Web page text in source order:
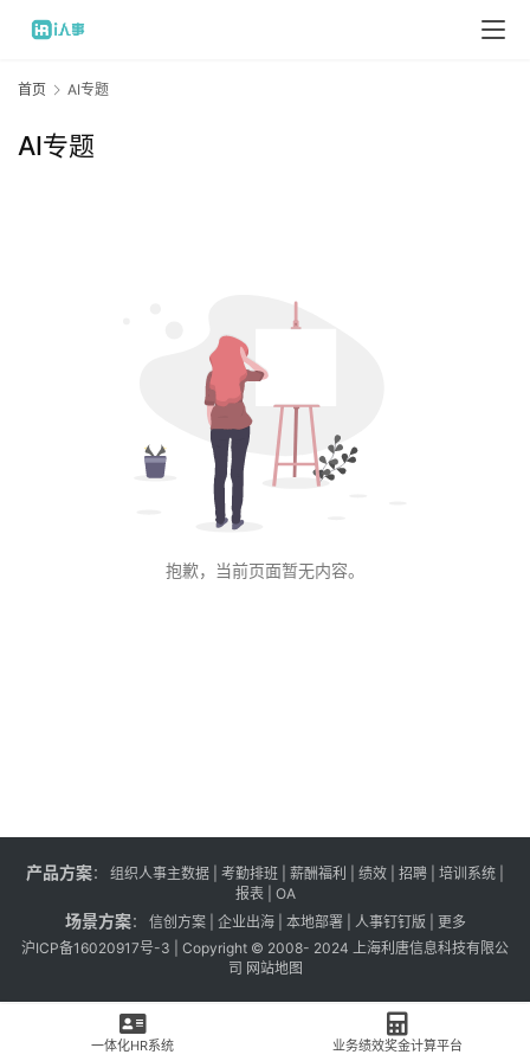
首页 AI专题
AI专题
抱歉，当前页面暂无内容。
产品方案： 组织人事主数据 考勤排班 薪酬福利 绩效 招聘 | 培训系统 |
报表
| OA
场景方案： 信创方案| 企业出海| 本地部署| 人事钉钉版
更多
沪ICP备16020917号-3 | Copyright © 2008- 2024 上海利唐信息科技有限公
司 网站地图
一体化HR系统 业务绩效奖金计算平台